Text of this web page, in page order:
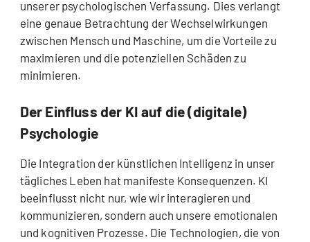
unserer psychologischen Verfassung. Dies verlangt
eine genaue Betrachtung der Wechselwirkungen
zwischen Mensch und Maschine, um die Vorteile zu
maximieren und die potenziellen Schäden zu
minimieren.
Der Einfluss der KI auf die (digitale)
Psychologie
Die Integration der künstlichen Intelligenz in unser
tägliches Leben hat manifeste Konsequenzen. KI
beeinflusst nicht nur, wie wir interagieren und
kommunizieren, sondern auch unsere emotionalen
und kognitiven Prozesse. Die Technologien, die von